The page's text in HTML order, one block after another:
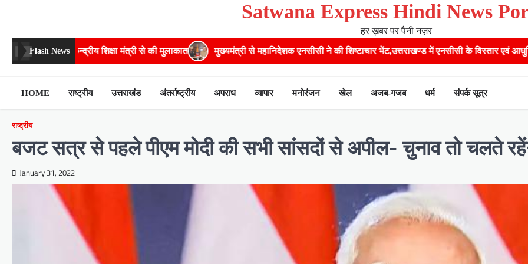
content
Satwana Express Hindi News
हर ख़बर पर पैनी नज़र
Flash News
शिक्षा मंत्री से की मुलाकात मुख्यमंत्री से महानिदेशक एनसीसी ने की शिष्टाचार भेंट,उत्तराखण्ड में एनसीसी के विस्तार एवं आधुनिक आधारभूत संरचना
HOME राष्ट्रीय उत्तराखंड अंतर्राष्ट्रीय अपराध व्यापार मनोरंजन खेल अजब-गजब धर्म संपर्क सूत्र
राष्ट्रीय
बजट सत्र से पहले पीएम मोदी की सभी सांसदों से अपील- चुनाव तो चलते
January 31, 2022